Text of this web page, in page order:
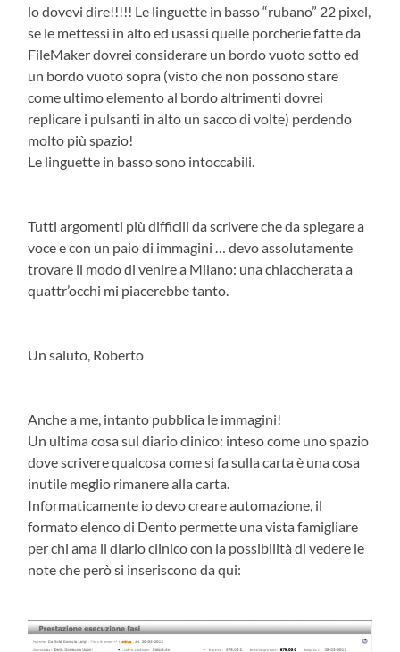
lo dovevi dire!!!!! Le linguette in basso “rubano” 22 pixel,
se le mettessi in alto ed usassi quelle porcherie fatte da
FileMaker dovrei considerare un bordo vuoto sotto ed
un bordo vuoto sopra (visto che non possono stare
come ultimo elemento al bordo altrimenti dovrei
replicare i pulsanti in alto un sacco di volte) perdendo
molto più spazio!
Le linguette in basso sono intoccabili.
Tutti argomenti più difficili da scrivere che da spiegare a
voce e con un paio di immagini … devo assolutamente
trovare il modo di venire a Milano: una chiaccherata a
quattr’occhi mi piacerebbe tanto.
Un saluto, Roberto
Anche a me, intanto pubblica le immagini!
Un ultima cosa sul diario clinico: inteso come uno spazio
dove scrivere qualcosa come si fa sulla carta è una cosa
inutile meglio rimanere alla carta.
Informaticamente io devo creare automazione, il
formato elenco di Dento permette una vista famigliare
per chi ama il diario clinico con la possibilità di vedere le
note che però si inseriscono da qui: